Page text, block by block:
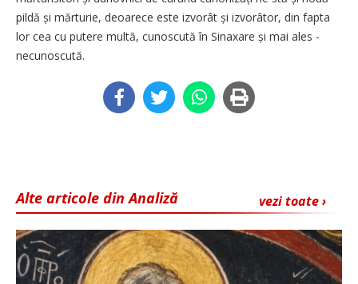
pildă și mărturie, deoarece este izvorât și izvorâtor, din fapta
lor cea cu putere multă, cunoscută în Sinaxare și mai ales ­
necunoscută.
vezi toate ›
Alte articole din Analiză